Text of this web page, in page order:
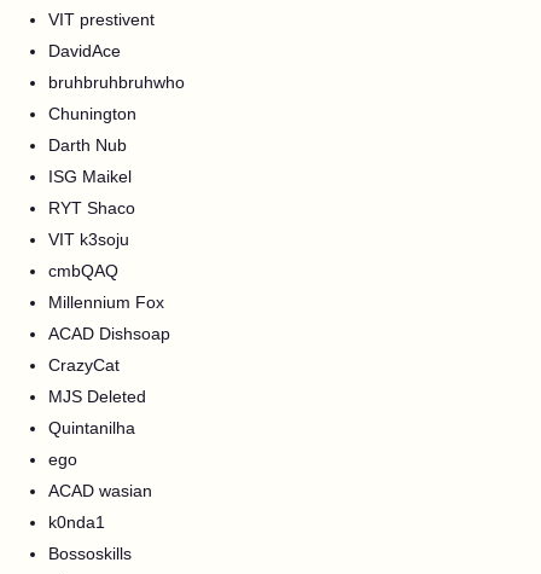
VIT prestivent
DavidAce
bruhbruhbruhwho
Chunington
Darth Nub
ISG Maikel
RYT Shaco
VIT k3soju
cmbQAQ
Millennium Fox
ACAD Dishsoap
CrazyCat
MJS Deleted
Quintanilha
ego
ACAD wasian
k0nda1
Bossoskills